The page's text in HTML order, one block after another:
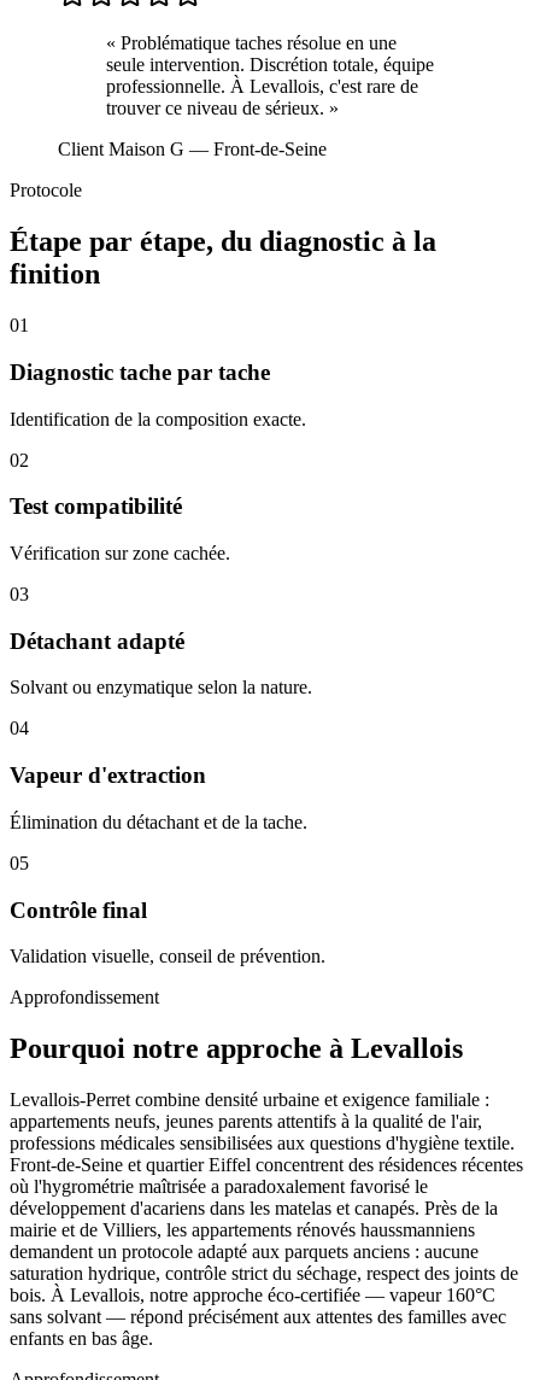
« Problématique taches résolue en une
seule intervention. Discrétion totale, équipe
professionnelle. À Levallois, c'est rare de
trouver ce niveau de sérieux. »
Client Maison G — Front-de-Seine
Protocole
Étape par étape, du diagnostic à la
finition
01
Diagnostic tache par tache
Identification de la composition exacte.
02
Test compatibilité
Vérification sur zone cachée.
03
Détachant adapté
Solvant ou enzymatique selon la nature.
04
Vapeur d'extraction
Élimination du détachant et de la tache.
05
Contrôle final
Validation visuelle, conseil de prévention.
Approfondissement
Pourquoi notre approche à Levallois
Levallois-Perret combine densité urbaine et exigence familiale :
appartements neufs, jeunes parents attentifs à la qualité de l'air,
professions médicales sensibilisées aux questions d'hygiène textile.
Front-de-Seine et quartier Eiffel concentrent des résidences récentes
où l'hygrométrie maîtrisée a paradoxalement favorisé le
développement d'acariens dans les matelas et canapés. Près de la
mairie et de Villiers, les appartements rénovés haussmanniens
demandent un protocole adapté aux parquets anciens : aucune
saturation hydrique, contrôle strict du séchage, respect des joints de
bois. À Levallois, notre approche éco-certifiée — vapeur 160°C
sans solvant — répond précisément aux attentes des familles avec
enfants en bas âge.